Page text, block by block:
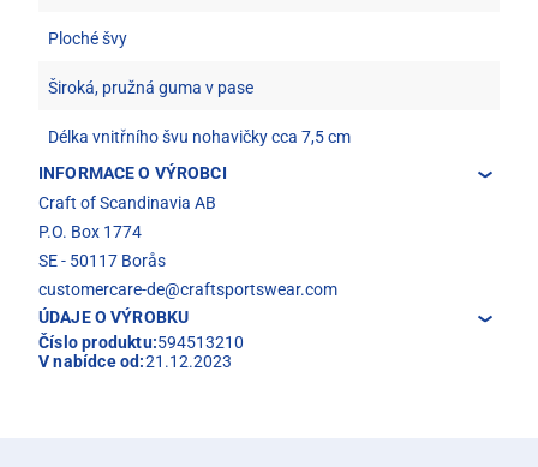
Ploché švy
Široká, pružná guma v pase
Délka vnitřního švu nohavičky cca 7,5 cm
INFORMACE O VÝROBCI
Craft of Scandinavia AB
P.O. Box 1774
SE - 50117 Borås
customercare-de@craftsportswear.com
ÚDAJE O VÝROBKU
Číslo produktu:594513210
V nabídce od:21.12.2023